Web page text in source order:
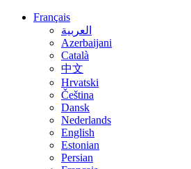
Français
العربية
Azerbaijani
Català
中文
Hrvatski
Čeština
Dansk
Nederlands
English
Estonian
Persian